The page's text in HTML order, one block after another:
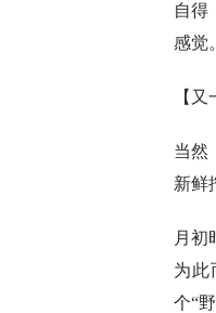
自得
感觉。
【
当然
新鲜
月初
为此
个“